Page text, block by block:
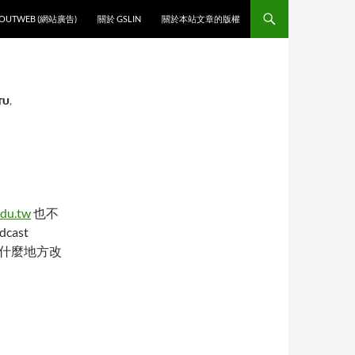
(網站廣告)
關於 GSLIN 關於本站文章的版權
,
也不
麼地方改